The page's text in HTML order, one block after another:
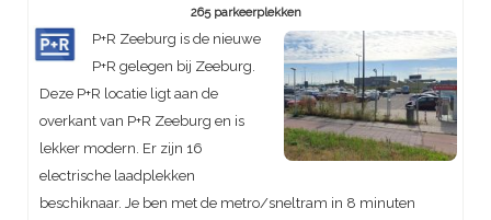
265 parkeerplekken
P+R Zeeburg is de nieuwe
P+R gelegen bij Zeeburg.
Deze P+R locatie ligt aan de
overkant van P+R Zeeburg en is
lekker modern. Er zijn 16
electrische laadplekken
beschiknaar. Je ben met de metro/sneltram in 8 minuten